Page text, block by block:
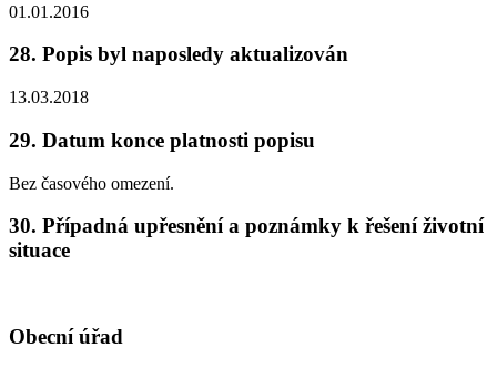
01.01.2016
28. Popis byl naposledy aktualizován
13.03.2018
29. Datum konce platnosti popisu
Bez časového omezení.
30. Případná upřesnění a poznámky k řešení životní
situace
Obecní úřad